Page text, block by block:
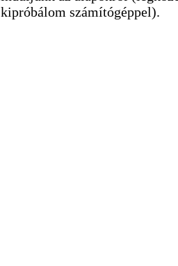
kipróbálom számítógéppel).